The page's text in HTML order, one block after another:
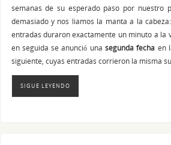
semanas de su esperado paso por nuestro
demasiado y nos liamos la manta a la cabeza:
entradas duraron exactamente un minuto a la
en seguida se anunció unasegunda fecha en
siguiente, cuyas entradas corrieron la misma
SIGUE LEYENDO